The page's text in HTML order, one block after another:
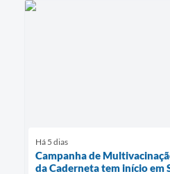
Há 5 dias
Campanha de
da Caderneta tem início em